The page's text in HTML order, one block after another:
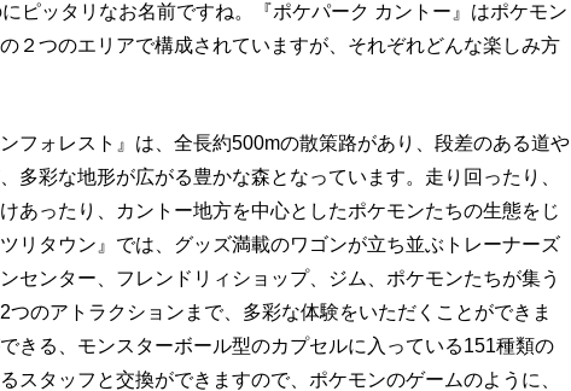
ピッタリなお名前ですね。『ポケパーク カントー』はポケモン
２つのエリアで構成されていますが、それぞれどんな楽しみ方
フォレスト』は、全長約500mの散策路があり、段差のある道や
多彩な地形が広がる豊かな森となっています。走り回ったり、
あったり、カントー地方を中心としたポケモンたちの生態をじ
リタウン』では、グッズ満載のワゴンが立ち並ぶトレーナーズ
センター、フレンドリィショップ、ジム、ポケモンたちが集う
つのアトラクションまで、多彩な体験をいただくことができま
きる、モンスターボール型のカプセルに入っている151種類の
スタッフと交換ができますので、ポケモンのゲームのように、